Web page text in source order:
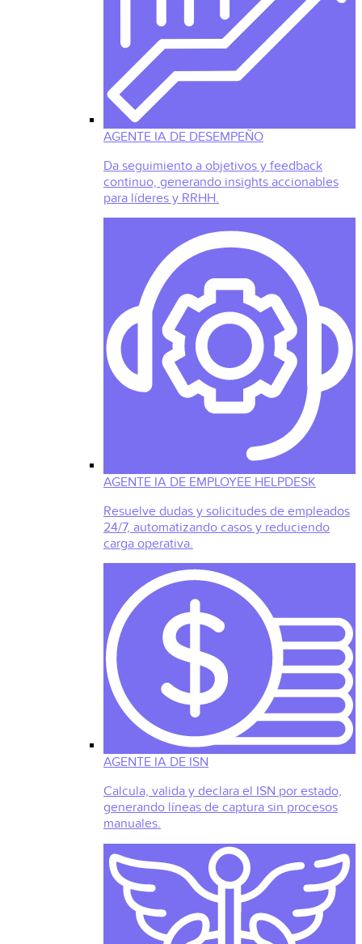
AGENTE IA DE DESEMPEÑO
Da seguimiento a objetivos y feedback
continuo, generando insights accionables
para líderes y RRHH.
AGENTE IA DE EMPLOYEE HELPDESK
Resuelve dudas y solicitudes de empleados
24/7, automatizando casos y reduciendo
carga operativa.
AGENTE IA DE ISN
Calcula, valida y declara el ISN por estado,
generando líneas de captura sin procesos
manuales.